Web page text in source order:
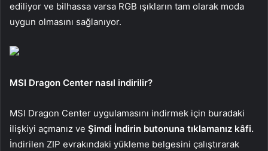
ediliyor ve bilhassa varsa RGB ışıkların tam olarak moda
uygun olmasını sağlanıyor.
MSI Dragon Center nasıl indirilir?
MSI Dragon Center uygulamasını indirmek için buradaki
ilişkiyi açmanız ve Şimdi İndirin butonuna tıklamanız kâfi.
İndirilen ZIP evrakındaki yükleme belgesini çalıştırarak